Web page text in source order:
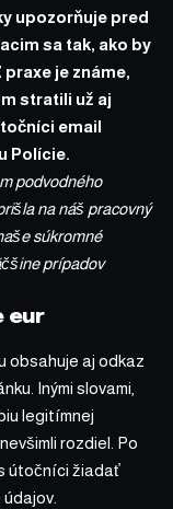
upozorňuje pred
sa tak, ako by
je známe,
stratili už aj
email
Polície.
podvodného
na náš pracovný
súkromné
prípadov
eur
obsahuje aj odkaz
Inými slovami,
legitímnej
rozdiel. Po
útočníci žiadať
údajov.